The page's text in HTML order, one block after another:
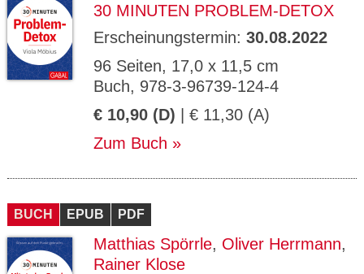
30 MINUTEN PROBLEM-DETOX
Erscheinungstermin: 30.08.2022
96 Seiten, 17,0 x 11,5 cm
Buch, 978-3-96739-124-4
€ 10,90 (D) | € 11,30 (A)
Zum Buch
BUCH EPUB PDF
Matthias Spörrle, Oliver Herrmann,
Rainer Klose